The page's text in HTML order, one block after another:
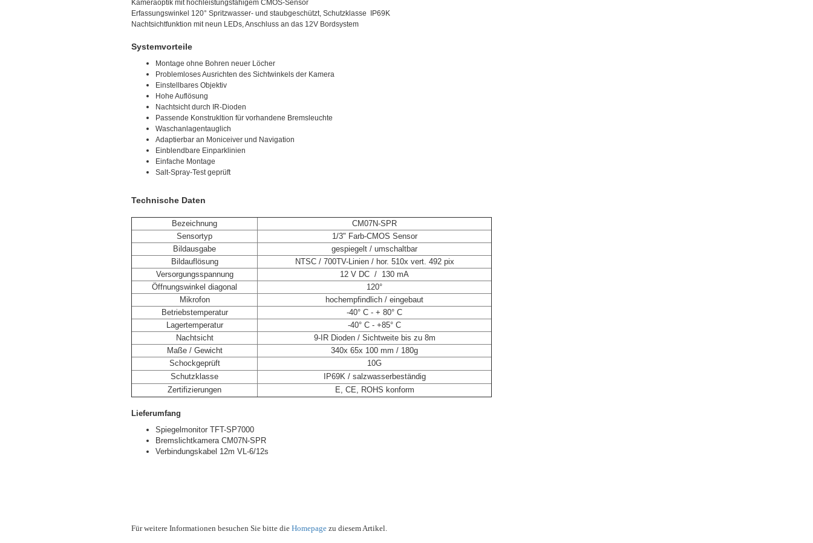
Kameraoptik mit hochleistungsfähigem CMOS-Sensor
Erfassungswinkel 120° Spritzwasser- und staubgeschützt, Schutzklasse IP69K
Nachtsichtfunktion mit neun LEDs, Anschluss an das 12V Bordsystem
Systemvorteile
Montage ohne Bohren neuer Löcher
Problemloses Ausrichten des Sichtwinkels der Kamera
Einstellbares Objektiv
Hohe Auflösung
Nachtsicht durch IR-Dioden
Passende Konstrukltion für vorhandene Bremsleuchte
Waschanlagentauglich
Adaptierbar an Moniceiver und Navigation
Einblendbare Einparklinien
Einfache Montage
Salt-Spray-Test geprüft
Technische Daten
Bezeichnung
CM07N-SPR
Sensortyp
1/3" Farb-CMOS Sensor
Bildausgabe
gespiegelt / umschaltbar
Bildauflösung
NTSC / 700TV-Linien / hor. 510x vert. 492 pix
Versorgungsspannung
12 V DC / 130 mA
Öffnungswinkel diagonal
120°
Mikrofon
hochempfindlich / eingebaut
Betriebstemperatur
-40° C - + 80° C
Lagertemperatur
-40° C - +85° C
Nachtsicht
9-IR Dioden / Sichtweite bis zu 8m
Maße / Gewicht
340x 65x 100 mm / 180g
Schockgeprüft
10G
Schutzklasse
IP69K / salzwasserbeständig
Zertifizierungen
E, CE, ROHS konform
Lieferumfang
Spiegelmonitor TFT-SP7000
Bremslichtkamera CM07N-SPR
Verbindungskabel 12m VL-6/12s
Für weitere Informationen besuchen Sie bitte die Homepage zu diesem Artikel.